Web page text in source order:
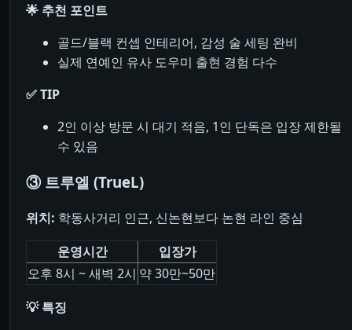
🌟 추천 포인트
골드/블랙 컨셉 인테리어, 감성 술 세팅 완비
실제 연예인 유사 도우미 출현 경험 다수
✅ TIP
2인 이상 방문 시 대기 적음, 1인 단독은 입장 제한될
수 있음
③ 트루엘 (TrueL)
위치: 학동사거리 인근, 신논현보다 논현 라인 중심
운영시간
입장가
오후 8시 ~ 새벽 2시 약 30만~50만
💡 특징